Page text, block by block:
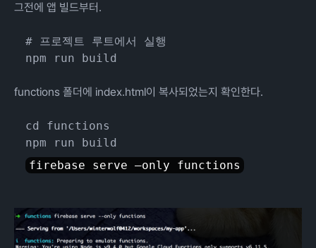
그전에 앱 빌드부터.
# 프로젝트 루트에서 실행
functions 폴더에 index.html이 복사되었는지 확인한다.
cd functions